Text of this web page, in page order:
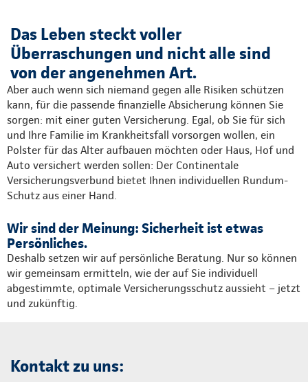
Das Leben steckt voller
Überraschungen und nicht alle sind
von der angenehmen Art.
Aber auch wenn sich niemand gegen alle Risiken schützen
kann, für die passende finanzielle Absicherung können Sie
sorgen: mit einer guten Versicherung. Egal, ob Sie für sich
und Ihre Familie im Krankheitsfall vorsorgen wollen, ein
Polster für das Alter aufbauen möchten oder Haus, Hof und
Auto versichert werden sollen: Der Continentale
Versicherungsverbund bietet Ihnen individuellen Rundum-
Schutz aus einer Hand.
Wir sind der Meinung: Sicherheit ist etwas
Persönliches.
Deshalb setzen wir auf persönliche Beratung. Nur so können
wir gemeinsam ermitteln, wie der auf Sie individuell
abgestimmte, optimale Versicherungsschutz aussieht – jetzt
und zukünftig.
Kontakt zu uns: